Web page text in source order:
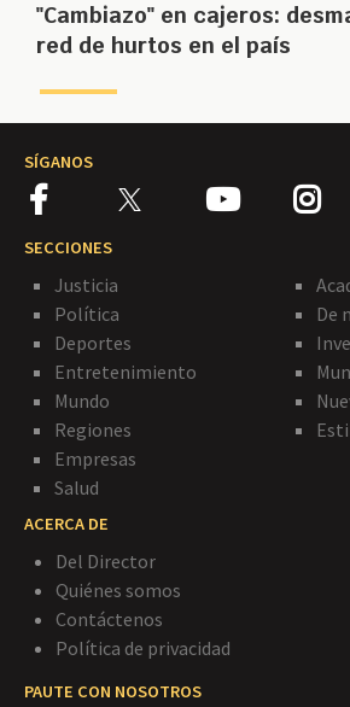
"Cambiazo" en cajeros:
red de hurtos en el país
SÍGANOS
SECCIONES
Justicia
Política
Deportes
Entretenimiento
Mundo
Regiones
Empresas
Salud
De
ACERCA DE
Del Director
Quiénes somos
Contáctenos
Política de privacidad
PAUTE CON NOSOTROS